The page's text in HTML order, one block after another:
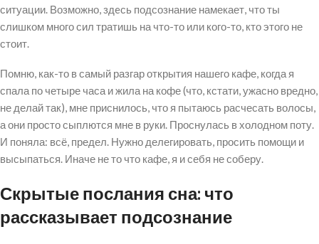
ситуации. Возможно, здeсь подсознание намекает, что ты
слишком много сил тратишь на что-то или кого-то, кто этого не
стоит.
Помню, как-то в самый разгар открытия нашего кафе, когда я
спала по четыре часа и жила на кофе (что, кстати, ужасно вредно,
не делай так), мне приснилось, что я пытаюсь расчесать волосы,
а они просто сыплются мне в руки. Проснулась в холодном поту.
И поняла: всё, предел. Нужно делегировать, просить помощи и
высыпаться. Иначе не то что кафе, я и себя не соберу.
Скрытые послания сна: что
рассказывает подсознание